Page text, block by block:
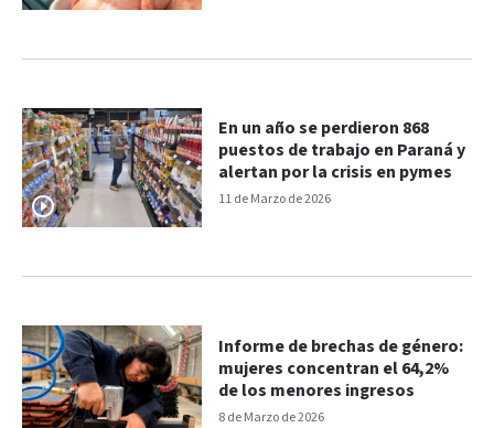
11 de Marzo de 2026
En un año se perdieron 868
puestos de trabajo en Paraná y
alertan por la crisis en pymes
8 de Marzo de 2026
Informe de brechas de género:
mujeres concentran el 64,2%
de los menores ingresos